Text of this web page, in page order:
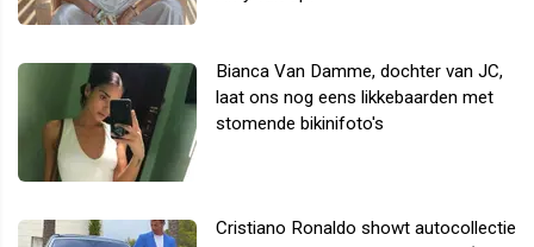
Bianca Van Damme, dochter van JC,
laat ons nog eens likkebaarden met
stomende bikinifoto's
Cristiano Ronaldo showt autocollectie